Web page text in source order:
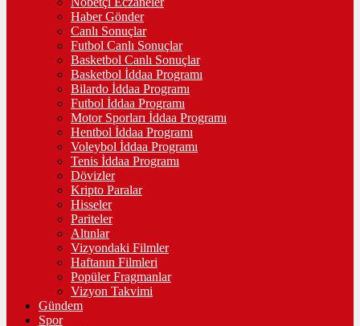
Haber Gönder
Canlı Sonuçlar
Futbol Canlı Sonuçlar
Basketbol Canlı Sonuçlar
Basketbol İddaa Programı
Bilardo İddaa Programı
Futbol İddaa Programı
Motor Sporları İddaa Programı
Hentbol İddaa Programı
Voleybol İddaa Programı
Tenis İddaa Programı
Dövizler
Kripto Paralar
Hisseler
Pariteler
Altınlar
Vizyondaki Filmler
Haftanın Filmleri
Popüler Fragmanlar
Vizyon Takvimi
Gündem
Spor